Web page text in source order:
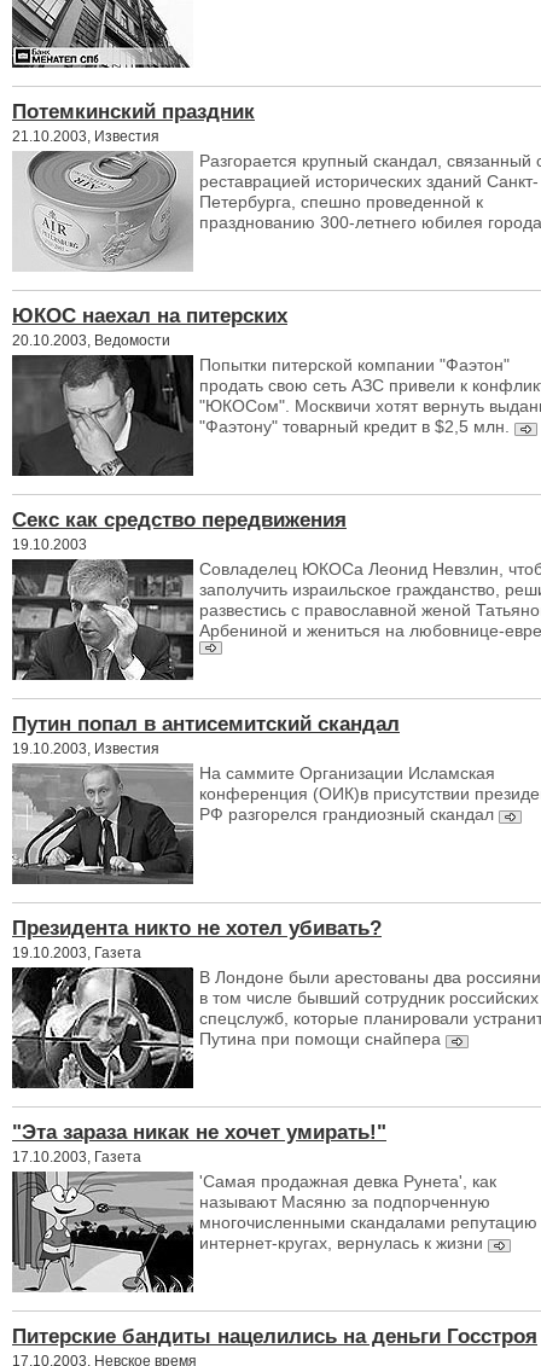
Потемкинский праздник
21.10.2003, Известия
Разгорается крупный скандал, связанный
реставрацией исторических зданий Санкт-
Петербурга, спешно проведенной к
празднованию 300-летнего юбилея города
ЮКОС наехал на питерских
20.10.2003, Ведомости
Попытки питерской компании "Фаэтон"
продать свою сеть АЗС привели к
"ЮКОСом". Москвичи хотят вернуть
"Фаэтону" товарный кредит в $2,5 млн.
Секс как средство передвижения
19.10.2003
Совладелец ЮКОСа Леонид Невзлин,
заполучить израильское гражданство,
развестись с православной женой
Арбениной и жениться на любовнице-
Путин попал в антисемитский скандал
19.10.2003, Известия
На саммите Организации Исламская
конференция (ОИК)в присутствии
РФ разгорелся грандиозный скандал
Президента никто не хотел убивать?
19.10.2003, Газета
В Лондоне были арестованы два
в том числе бывший сотрудник российских
спецслужб, которые планировали
Путина при помощи снайпера
"Эта зараза никак не хочет умирать!"
17.10.2003, Газета
'Самая продажная девка Рунета', как
называют Масяню за подпорченную
многочисленными скандалами репутацию
интернет-кругах, вернулась к жизни
Питерские бандиты нацелились на деньги Госстроя
17.10.2003, Невское время